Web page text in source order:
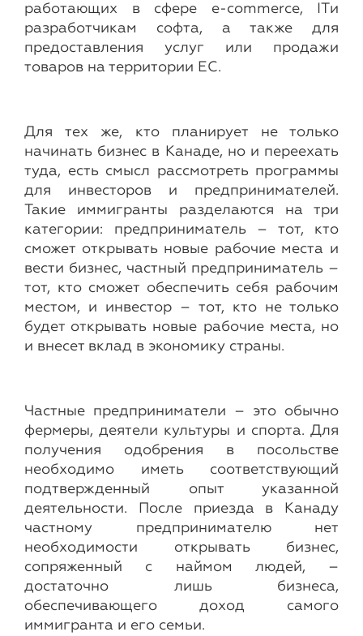
работающих в сфере e-commerce, ITи
разработчикам софта, а также для
предоставления услуг или продажи
товаров на территории ЕС.
Для тех же, кто планирует не только
начинать бизнес в Канаде, но и переехать
туда, есть смысл рассмотреть программы
для инвесторов и предпринимателей.
Такие иммигранты разделаются на три
категории: предприниматель – тот, кто
сможет открывать новые рабочие места и
вести бизнес, частный предприниматель –
тот, кто сможет обеспечить себя рабочим
местом, и инвестор – тот, кто не только
будет открывать новые рабочие места, но
и внесет вклад в экономику страны.
Частные предприниматели – это обычно
фермеры, деятели культуры и спорта. Для
получения одобрения в посольстве
необходимо иметь соответствующий
подтвержденный опыт указанной
деятельности. После приезда в Канаду
частному предпринимателю нет
необходимости открывать бизнес,
сопряженный с наймом людей, –
достаточно лишь бизнеса,
обеспечивающего доход самого
иммигранта и его семьи.